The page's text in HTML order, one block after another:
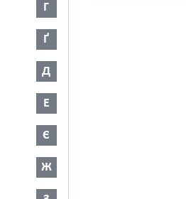
Г
Ґ
Д
Е
Є
Ж